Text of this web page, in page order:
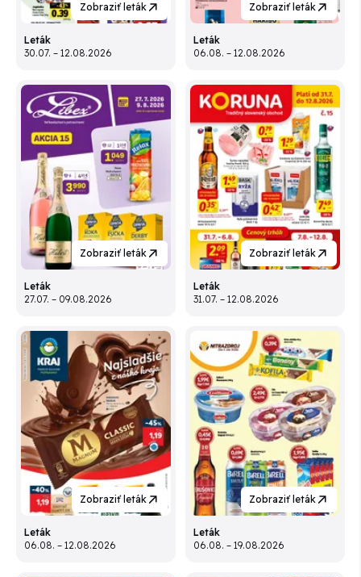
Zobraziť leták
Leták
30.07. – 12.08.2026
Zobraziť leták
Leták
06.08. – 12.08.2026
Zobraziť leták
Leták
27.07. – 09.08.2026
Zobraziť leták
Leták
31.07. – 12.08.2026
Zobraziť leták
Leták
06.08. – 12.08.2026
Zobraziť leták
Leták
06.08. – 19.08.2026